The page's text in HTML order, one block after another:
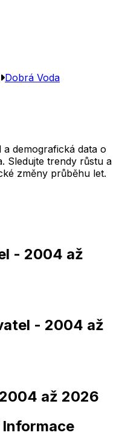
Dobrá Voda
demografická data o
. Sledujte trendy růstu a
změny průběhu let.
- 2004 až
2,020 2,025
2,020 2,025
- 2004 až
2,020 2,025
2,020 2,025
až 2026
Informace